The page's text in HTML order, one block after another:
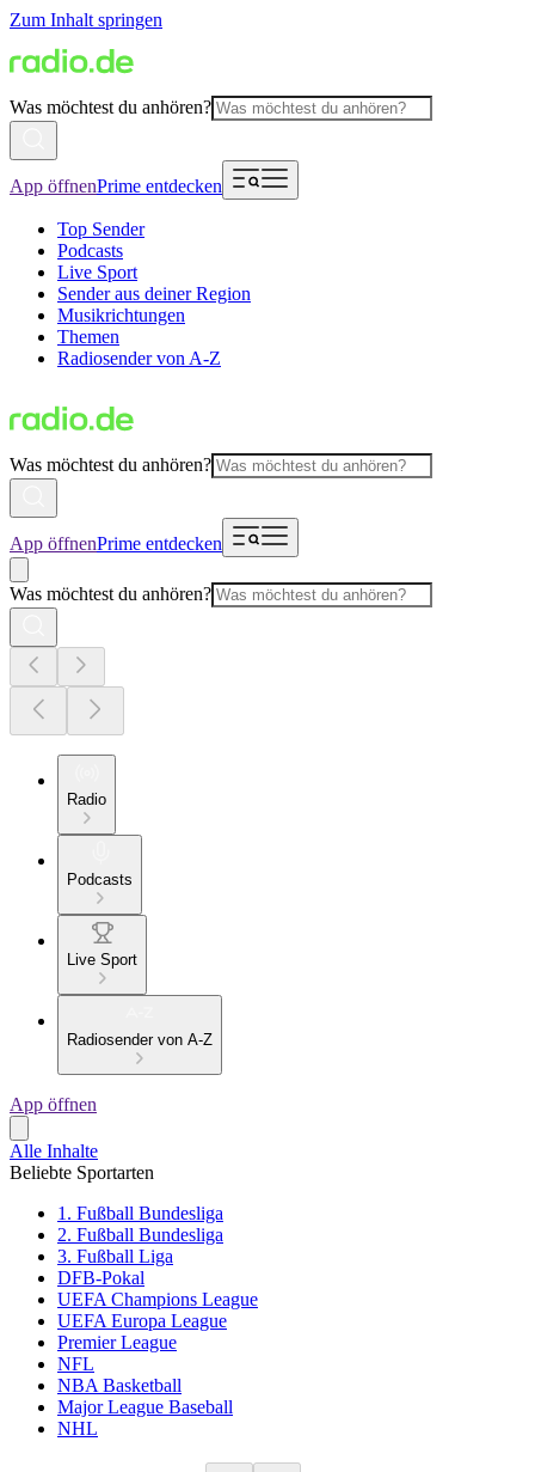
Zum Inhalt springen
Was möchtest du anhören?
App öffnenPrime entdecken
Top Sender
Podcasts
Live Sport
Sender aus deiner Region
Musikrichtungen
Themen
Radiosender von A-Z
Was möchtest du anhören?
App öffnenPrime entdecken
Was möchtest du anhören?
Radio
Podcasts
Live Sport
Radiosender von A-Z
App öffnen
Alle Inhalte
Beliebte Sportarten
1. Fußball Bundesliga
2. Fußball Bundesliga
3. Fußball Liga
DFB-Pokal
UEFA Champions League
UEFA Europa League
Premier League
NFL
NBA Basketball
Major League Baseball
NHL